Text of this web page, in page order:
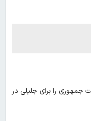
جمهوری را برای جلیلی در